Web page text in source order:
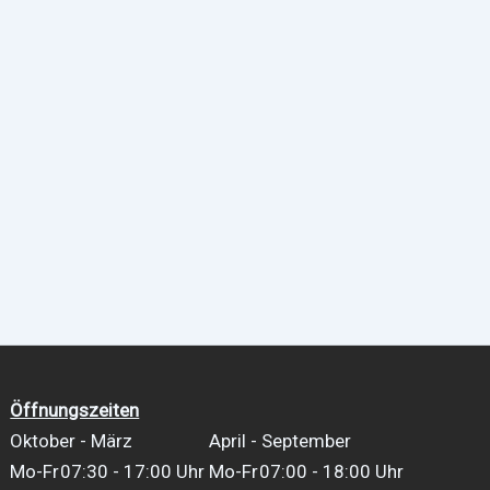
Öffnungszeiten
Oktober - März
April - September
Mo-Fr07:30 - 17:00 Uhr Mo-Fr07:00 - 18:00 Uhr